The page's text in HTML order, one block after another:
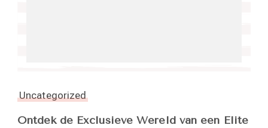
Uncategorized
Ontdek de Exclusieve Wereld van een Elite